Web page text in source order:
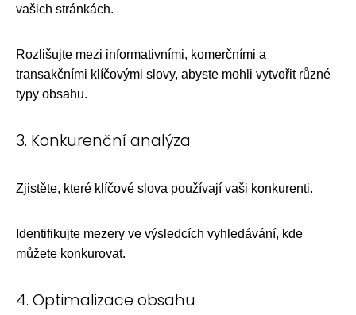
vašich stránkách.
Rozlišujte mezi informativními, komerčními a
transakčními klíčovými slovy, abyste mohli vytvořit různé
typy obsahu.
3. Konkurenční analýza
Zjistěte, které klíčové slova používají vaši konkurenti.
Identifikujte mezery ve výsledcích vyhledávání, kde
můžete konkurovat.
4. Optimalizace obsahu